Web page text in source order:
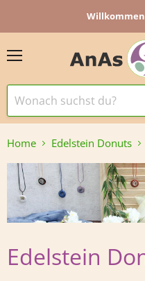
Home Edelstein Donuts
Edelstein